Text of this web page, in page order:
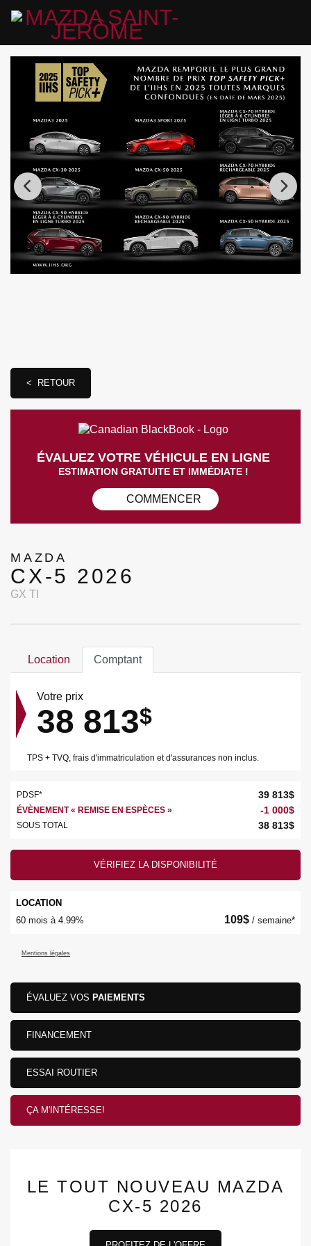
< RETOUR
ÉVALUEZ VOTRE VÉHICULE EN LIGNE
ESTIMATION GRATUITE ET IMMÉDIATE !
COMMENCER
MAZDA
CX-5 2026
GX TI
Location Comptant
Votre prix
38 813$
TPS + TVQ, frais d'immatriculation et d'assurances non inclus.
PDSF* 39 813$
ÉVÈNEMENT « REMISE EN ESPÈCES » -1 000$
SOUS TOTAL 38 813$
VÉRIFIEZ LA DISPONIBILITÉ
LOCATION
60 mois à 4.99%
109$ / semaine*
Mentions légales
ÉVALUEZ VOS PAIEMENTS
FINANCEMENT
ESSAI ROUTIER
ÇA M'INTÉRESSE!
LE TOUT NOUVEAU MAZDA
CX-5 2026